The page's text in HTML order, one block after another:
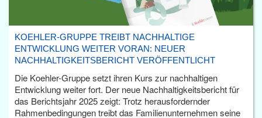
KOEHLER-GRUPPE TREIBT NACHHALTIGE
ENTWICKLUNG WEITER VORAN: NEUER
NACHHALTIGKEITSBERICHT VERÖFFENTLICHT
Die Koehler-Gruppe setzt ihren Kurs zur nachhaltigen
Entwicklung weiter fort. Der neue Nachhaltigkeitsbericht für
das Berichtsjahr 2025 zeigt: Trotz herausfordernder
Rahmenbedingungen treibt das Familienunternehmen seine